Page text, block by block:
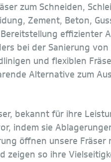
zum Schneiden,
Zement, Beton,
effizienter
bei der Sanierung
und flexiblen
Alternative zum
bekannt für ihre
indem sie
öffnen unsere Fräser
zeigen so ihre